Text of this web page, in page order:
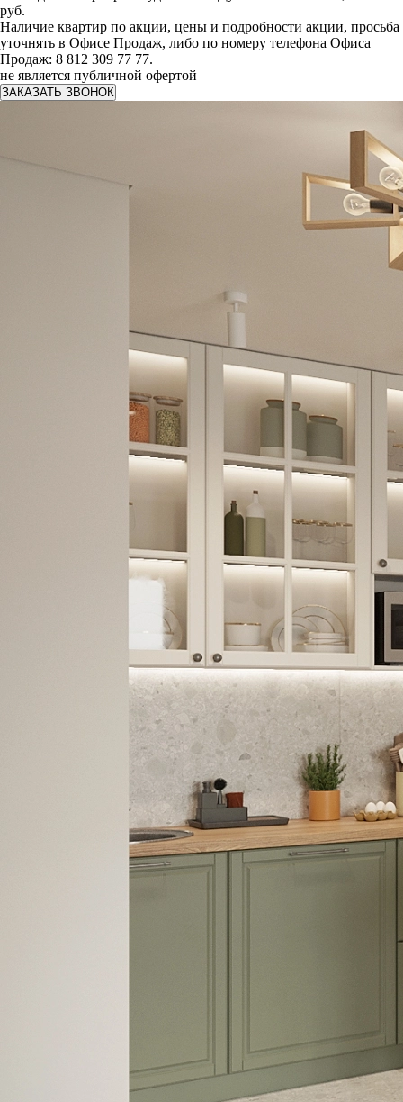
руб.
Наличие квартир по акции, цены и подробности акции, просьба
уточнять в Офисе Продаж, либо по номеру телефона Офиса
Продаж: 8 812 309 77 77.
не является публичной офертой
ЗАКАЗАТЬ ЗВОНОК